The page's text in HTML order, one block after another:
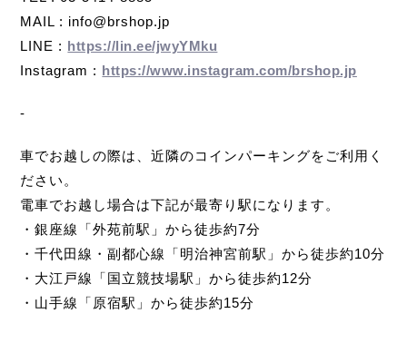
MAIL : info@brshop.jp
LINE : https://lin.ee/jwyYMku
Instagram : https://www.instagram.com/brshop.jp
-
車でお越しの際は、近隣のコインパーキングをご利用く
ださい。
電車でお越し場合は下記が最寄り駅になります。
・銀座線「外苑前駅」から徒歩約7分
・千代田線・副都心線「明治神宮前駅」から徒歩約10分
・大江戸線「国立競技場駅」から徒歩約12分
・山手線「原宿駅」から徒歩約15分